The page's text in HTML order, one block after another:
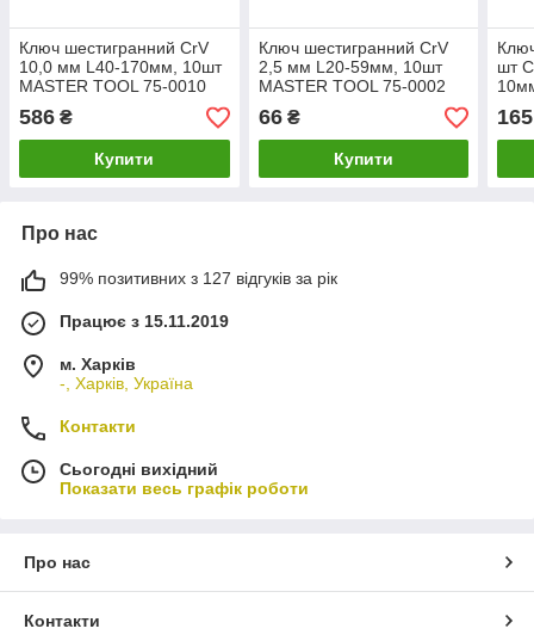
Ключ шестигранний CrV
10,0 мм L40-170мм, 10шт
MASTER TOOL 75-0010
586 ₴
Купити
Ключ шестигранний CrV
2,5 мм L20-59мм, 10шт
MASTER TOOL 75-0002
66₴
Купити
шт
165
Про нас
99% позитивних з 127 відгуків за рік
Працює з 15.11.2019
м. Харків
-, Харків, Україна
Контакти
Сьогодні вихідний
Показати весь графік роботи
Про нас
Контакти